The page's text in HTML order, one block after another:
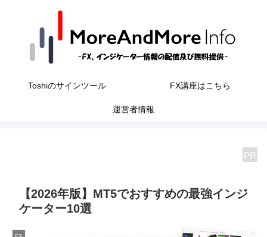
Toshiのサインツール FX講座はこちら
運営者情報
PR
【2026年版】MT5でおすすめの最強インジ
ケーター10選